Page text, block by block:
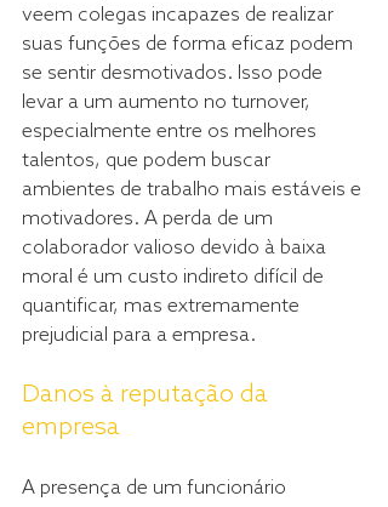
veem colegas incapazes de realizar
suas funções de forma eficaz podem
se sentir desmotivados. Isso pode
levar a um aumento no turnover,
especialmente entre os melhores
talentos, que podem buscar
ambientes de trabalho mais estáveis e
motivadores. A perda de um
colaborador valioso devido à baixa
moral é um custo indireto difícil de
quantificar, mas extremamente
prejudicial para a empresa.
Danos à reputação da
empresa
A presença de um funcionário